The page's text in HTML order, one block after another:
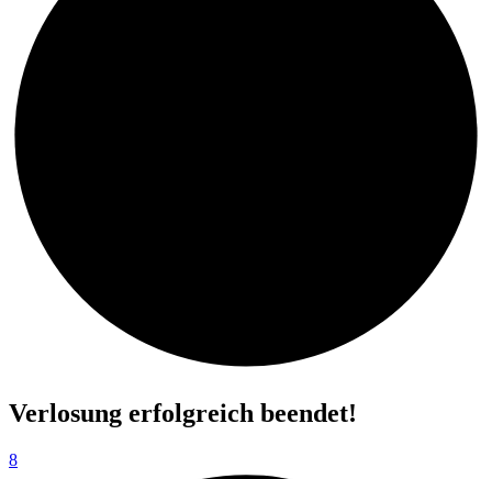
Verlosung erfolgreich beendet!
8